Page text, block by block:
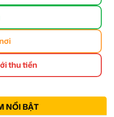
thu tiền
NỔI BẬT